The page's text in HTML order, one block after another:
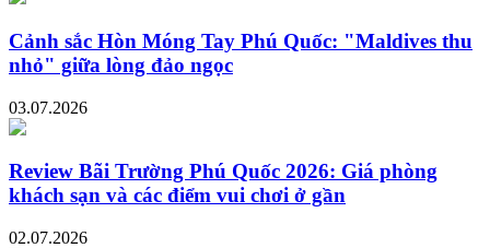
Cảnh sắc Hòn Móng Tay Phú Quốc: "Maldives thu
nhỏ" giữa lòng đảo ngọc
03.07.2026
Review Bãi Trường Phú Quốc 2026: Giá phòng
khách sạn và các điểm vui chơi ở gần
02.07.2026